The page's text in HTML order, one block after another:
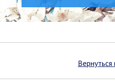
Вернуться